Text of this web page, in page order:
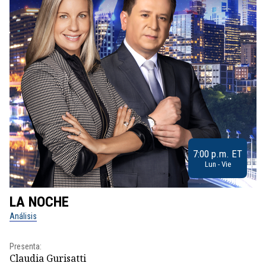
7:00 p.m. ET
Lun - Vie
LA NOCHE
Análisis
Presenta:
Claudia Gurisatti